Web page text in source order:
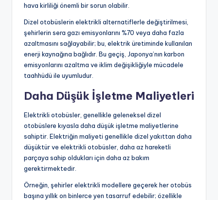
hava kirliliği önemli bir sorun olabilir.
Dizel otobüslerin elektrikli alternatiflerle değiştirilmesi,
şehirlerin sera gazı emisyonlarını %70 veya daha fazla
azaltmasını sağlayabilir; bu, elektrik üretiminde kullanılan
enerji kaynağına bağlıdır. Bu geçiş, Japonya’nın karbon
emisyonlarını azaltma ve iklim değişikliğiyle mücadele
taahhüdü ile uyumludur.
Daha Düşük İşletme Maliyetleri
Elektrikli otobüsler, genellikle geleneksel dizel
otobüslere kıyasla daha düşük işletme maliyetlerine
sahiptir. Elektriğin maliyeti genellikle dizel yakıttan daha
düşüktür ve elektrikli otobüsler, daha az hareketli
parçaya sahip oldukları için daha az bakım
gerektirmektedir.
Örneğin, şehirler elektrikli modellere geçerek her otobüs
başına yıllık on binlerce yen tasarruf edebilir; özellikle